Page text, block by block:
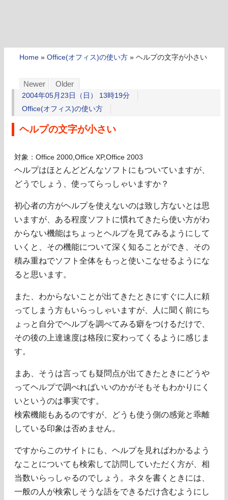
Home » Office(オフィス)の使い方 » ヘルプの文字が小さい
Newer Older
2004年05月23日（日） 13時19分
Office(オフィス)の使い方
ヘルプの文字が小さい
対象：Office 2000,Office XP,Office 2003
ヘルプはほとんどどんなソフトにもついていますが、
どうでしょう、使ってらっしゃいますか？
初心者の方がヘルプを使えないのは致し方ないとは思
いますが、ある程度ソフトに慣れてきたら使い方がわ
からない機能はちょっとヘルプを見てみるようにして
いくと、その機能について深く知ることができ、その
積み重ねでソフト全体をもっと使いこなせるようにな
ると思います。
また、わからないことが出てきたときにすぐに人に頼
ってしまう方もいらっしゃいますが、人に聞く前にち
ょっと自分でヘルプを調べてみる癖をつけるだけで、
その後の上達速度は格段に変わってくるように感じま
す。
まあ、そうは言っても疑問点が出てきたときにどうや
ってヘルプで調べればいいのかがそもそもわかりにく
いというのは事実です。
検索機能もあるのですが、どうも使う側の感覚と乖離
している印象は否めません。
ですからこのサイトにも、ヘルプを見ればわかるよう
なことについても検索して訪問していただく方が、相
当数いらっしゃるのでしょう。ネタを書くときには、
一般の人が検索しそうな語をできるだけ含むようにし